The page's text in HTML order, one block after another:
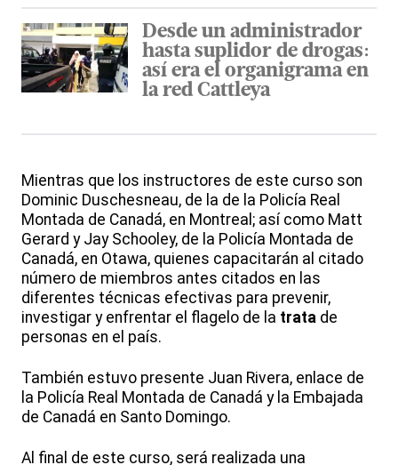
Desde un administrador
hasta suplidor de drogas:
así era el organigrama en
la red Cattleya
Mientras que los instructores de este curso son
Dominic Duschesneau, de la de la Policía Real
Montada de Canadá, en Montreal; así como Matt
Gerard y Jay Schooley, de la Policía Montada de
Canadá, en Otawa, quienes capacitarán al citado
número de miembros antes citados en las
diferentes técnicas efectivas para prevenir,
investigar y enfrentar el flagelo de la trata de
personas en el país.
También estuvo presente Juan Rivera, enlace de
la Policía Real Montada de Canadá y la Embajada
de Canadá en Santo Domingo.
Al final de este curso, será realizada una